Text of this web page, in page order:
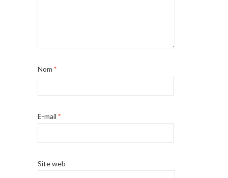
Nom *
E-mail *
Site web